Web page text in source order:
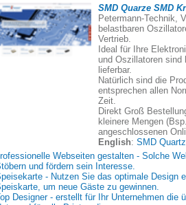
SMD Quarze SMD
Petermann-Technik,
belastbaren
Vertrieb.
Ideal für Ihre
und Oszillatoren sind
lieferbar.
Natürlich sind die
entsprechen allen
Zeit.
Direkt Groß
kleinere Mengen
angeschlossenen
English: SMD
Webseiten gestalten - Solche
und fördern sein Interesse.
- Nutzen Sie das optimale Design
um neue Gäste zu gewinnen.
Designer - erstellt für Ihr Unternehmen die